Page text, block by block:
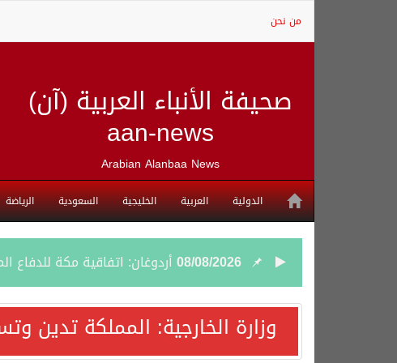
من نحن
صحيفة الأنباء العربية (آن)
aan-news
Arabian Alanbaa News
الدولية العربية الخليجية السعودية الرياضة
08/08/2026 أردوغان: اتفاقية مكة للدفاع
08/08/2026سمو وزير الخارجية : اتفاقية
وزارة الخارجية: المملكة تدين